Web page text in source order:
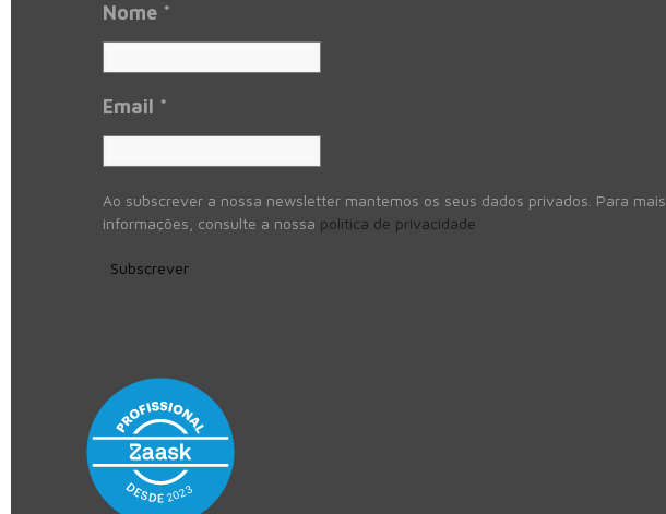
Nome *
Email *
Ao subscrever a nossa newsletter mantemos os seus dados privados. Para mais
informações, consulte a nossa política de privacidade